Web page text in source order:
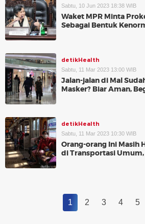
Sabtu, 10 Jun 2023 18:38 WIB
Waket MPR Minta
Sebagai Bentuk
detikHealth
Sabtu, 11 Mar 2023 13:00 WIB
Jalan-jalan di Mal
Masker? Biar Aman,
detikHealth
Sabtu, 11 Mar 2023 10:30 WIB
Orang-orang Ini Masih
di Transportasi Umum,
1 2 3 4 5